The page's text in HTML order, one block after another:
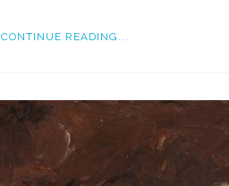
CONTINUE READING...